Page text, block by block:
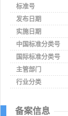
标准号
发布日期
实施日期
中国标准分类号
国际标准分类号
主管部门
行业分类
备案信息